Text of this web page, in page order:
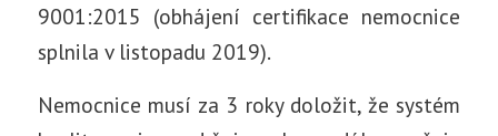
9001:2015 (obhájení certifikace nemocnice
splnila v listopadu 2019).
Nemocnice musí za 3 roky doložit, že systém